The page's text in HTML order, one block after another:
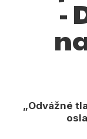
Dárkové
Komiks
-
Odvážné